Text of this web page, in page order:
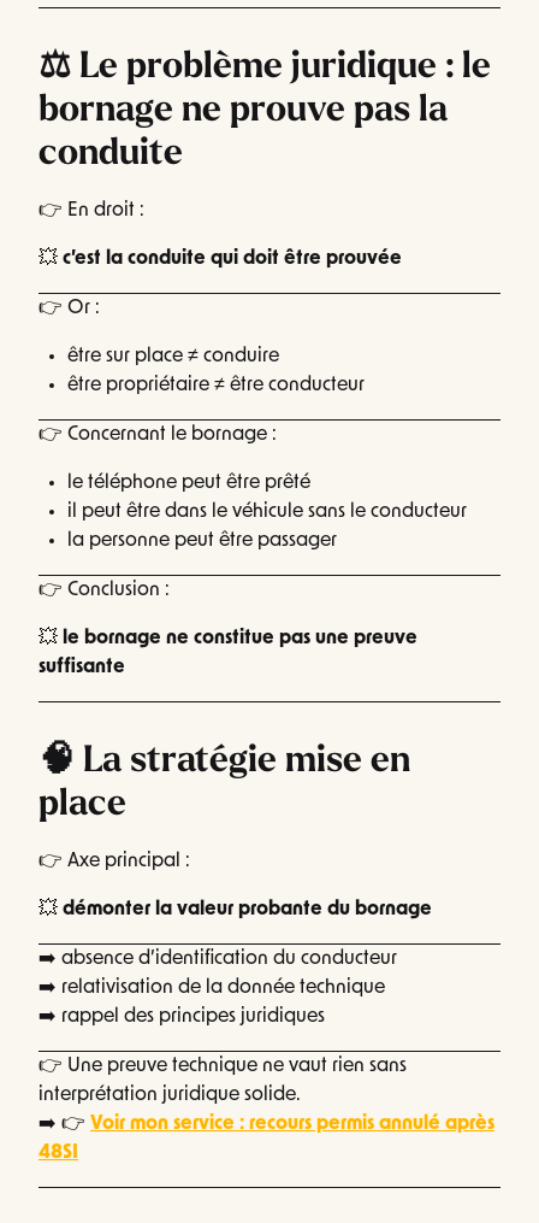
⚖️ Le problème juridique : le
bornage ne prouve pas la
conduite
👉 En droit :
💥 c’est la conduite qui doit être prouvée
👉 Or :
être sur place ≠ conduire
être propriétaire ≠ être conducteur
👉 Concernant le bornage :
le téléphone peut être prêté
il peut être dans le véhicule sans le conducteur
la personne peut être passager
👉 Conclusion :
💥 le bornage ne constitue pas une preuve
suffisante
🧠 La stratégie mise en
place
👉 Axe principal :
💥 démonter la valeur probante du bornage
➡️ absence d’identification du conducteur
➡️ relativisation de la donnée technique
➡️ rappel des principes juridiques
👉 Une preuve technique ne vaut rien sans
interprétation juridique solide.
➡️ 👉 Voir mon service : recours permis annulé après
48SI